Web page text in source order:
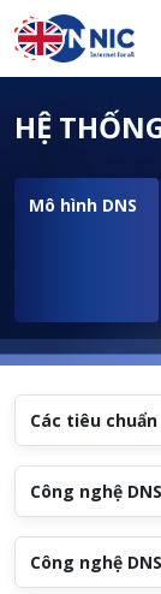
Nhảy đến nội dung
HỆ
Mô hình DNS
Các tiêu
Công nghệ
Công nghệ